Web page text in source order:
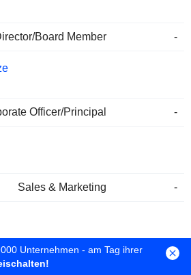
Board Member -
Officer/Principal -
Sales & Marketing -
Officer/Principal -
Unternehmen - am Tag ihrer